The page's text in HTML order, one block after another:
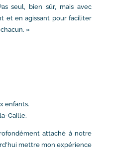
seul, bien sûr, mais avec
et en agissant pour faciliter
»
enfants.
Caille.
attaché à notre
mettre mon expérience